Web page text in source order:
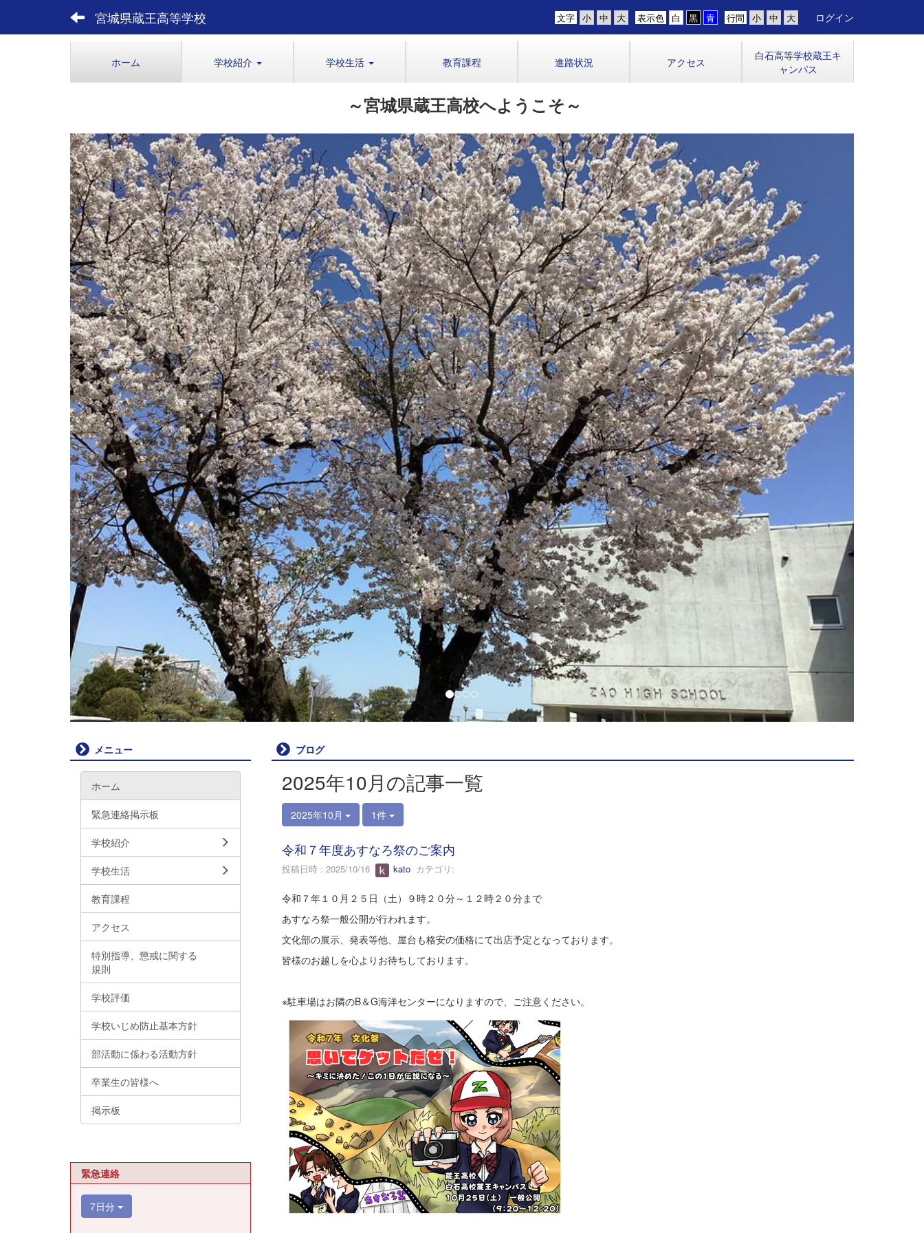
宮城県蔵王高等学校 行間
表示色
文字 ログイン
ホーム 学校紹介 学校生活 教育課程 進路状況 アクセス
白石高等学校蔵王キ
ャンパス
～宮城県蔵王高校へようこそ～
p
r
e
v
i
o
u
s
t
ブログ
2025年10月の記事一覧
2025年10月 1件
令和７年度あすなろ祭のご案内
投稿日時 : 2025/10/16 katoカテゴリ:
令和７年１０月２５日（土）９時２０分～１２時２０分まで
あすなろ祭一般公開が行われます。
文化部の展示、発表等他、屋台も格安の価格にて出店予定となっております。
皆様のお越しを心よりお待ちしております。
※駐車場はお隣のB＆G海洋センターになりますので、ご注意ください。
メニュー
ホーム
緊急連絡掲示板
学校紹介
学校生活
教育課程
アクセス
特別指導、懲戒に関する
規則
学校評価
学校いじめ防止基本方針
部活動に係わる活動方針
卒業生の皆様へ
掲示板
緊急連絡
7日分